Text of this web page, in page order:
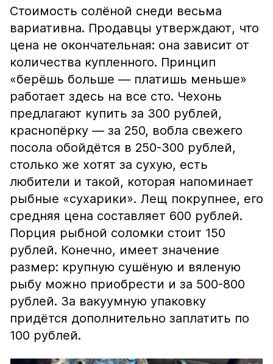
Стоимость солёной снеди весьма
вариативна. Продавцы утверждают, что
цена не окончательная: она зависит от
количества купленного. Принцип
«берёшь больше — платишь меньше»
работает здесь на все сто. Чехонь
предлагают купить за 300 рублей,
краснопёрку — за 250, вобла свежего
посола обойдётся в 250-300 рублей,
столько же хотят за сухую, есть
любители и такой, которая напоминает
рыбные «сухарики». Лещ покрупнее, его
средняя цена составляет 600 рублей.
Порция рыбной соломки стоит 150
рублей. Конечно, имеет значение
размер: крупную сушёную и вяленую
рыбу можно приобрести и за 500-800
рублей. За вакуумную упаковку
придётся дополнительно заплатить по
100 рублей.